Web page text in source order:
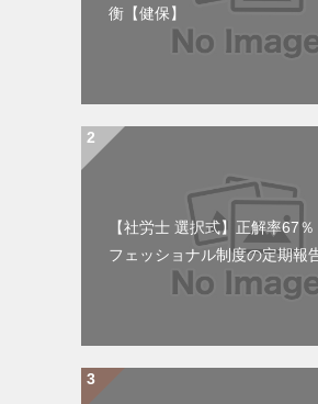
衡【健保】
【社労士 選択式】正解率67
フェッショナル制度の定期報